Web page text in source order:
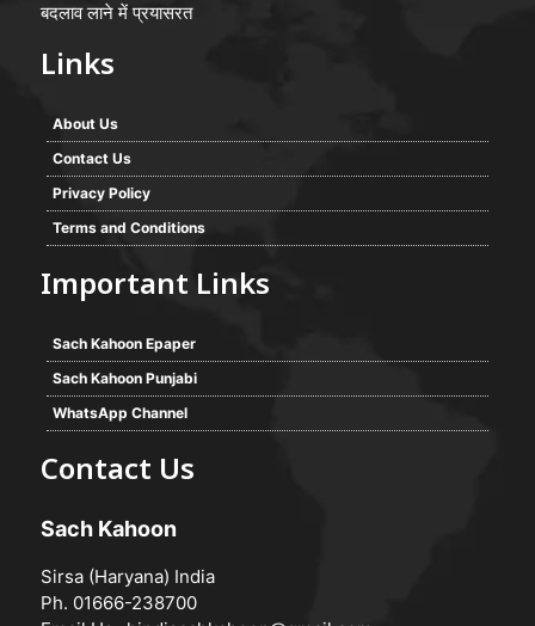
बदलाव लाने में प्रयासरत
Links
About Us
Contact Us
Privacy Policy
Terms and Conditions
Important Links
Sach Kahoon Epaper
Sach Kahoon Punjabi
WhatsApp Channel
Contact Us
Sach Kahoon
Sirsa (Haryana) India
Ph. 01666-238700